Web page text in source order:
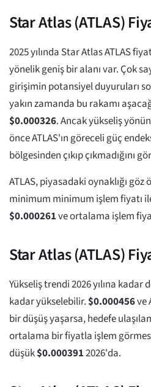
Star Atlas (ATLAS)
2025 yılında Star Atlas ATLAS
yönelik geniş bir alanı var. Çok
girişimin potansiyel duyuruları
yakın zamanda bu rakamı
$0.000326. Ancak yükseliş
önce ATLAS'ın göreceli güç
bölgesinden çıkıp çıkmadığını
ATLAS, piyasadaki oynaklığı
minimum minimum işlem fiyatı
$0.000261ve ortalama işlem
Star Atlas (ATLAS)
Yükseliş trendi 2026 yılına kadar
kadar yükselebilir.$0.000456ve
bir düşüş yaşarsa, hedefe
ortalama bir fiyatla işlem
düşük$0.0003912026'da.